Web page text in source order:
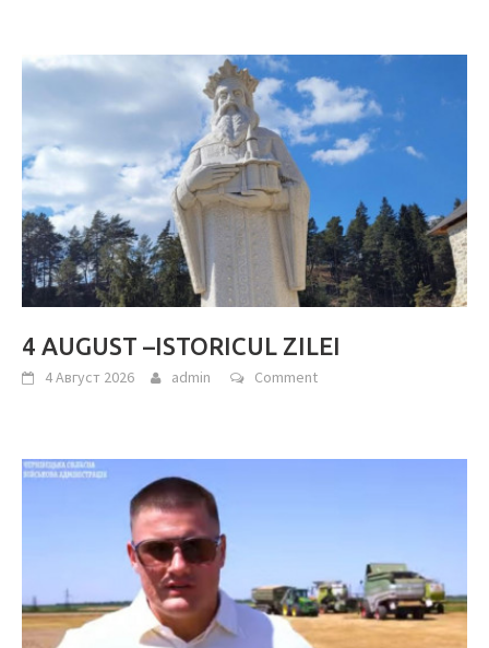
4 AUGUST –ISTORICUL ZILEI
4 Август 2026 admin Comment